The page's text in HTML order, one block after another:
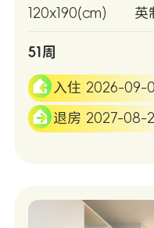
120x190(cm)
英
51周
入住 2026-09-
退房 2027-08-